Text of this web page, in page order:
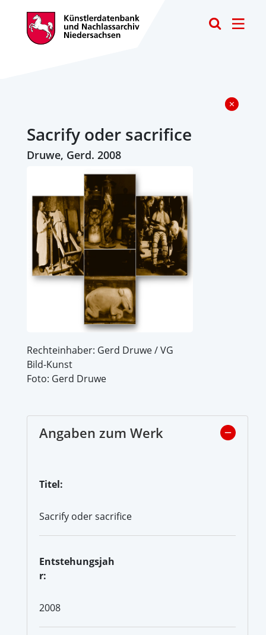
Sacrify oder sacrifice
Druwe, Gerd. 2008
Rechteinhaber: Gerd Druwe / VG
Bild-Kunst
Foto: Gerd Druwe
Angaben zum Werk
Titel:
Sacrify oder sacrifice
Entstehungsjah
r:
2008